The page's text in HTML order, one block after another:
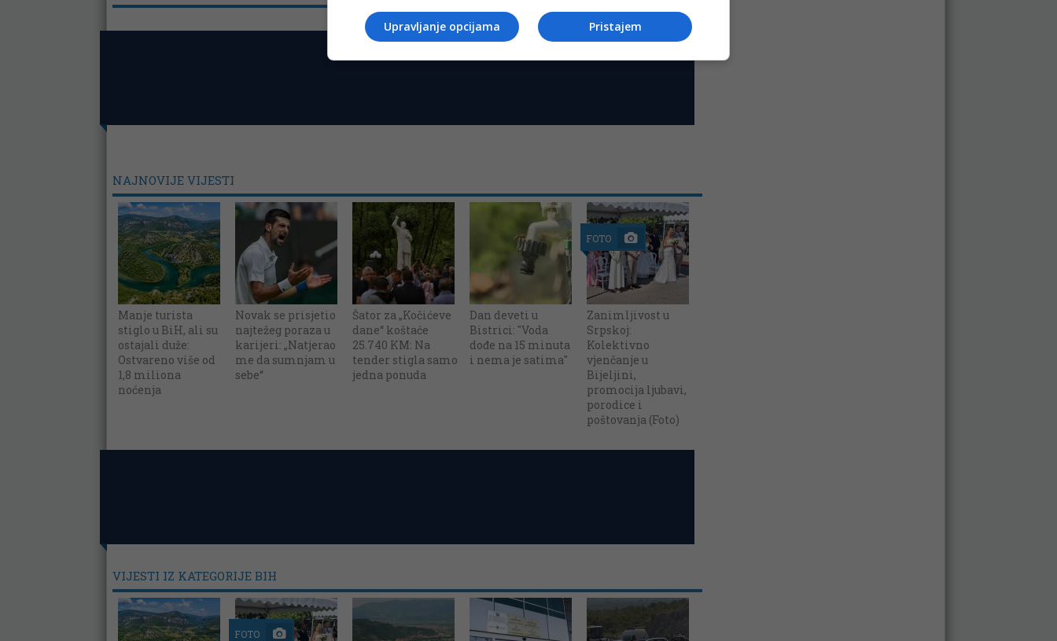
NAJNOVIJE VIJESTI
Manje turista
stiglo u BiH, ali su
ostajali duže:
Ostvareno više od
1,8 miliona
noćenja
Novak se prisjetio
najtežeg poraza u
karijeri: „Natjerao
me da sumnjam u
sebe“
Šator za „Kočićeve
dane“ koštaće
25.740 KM: Na
tender stigla samo
jedna ponuda
Dan deveti u
Bistrici: "Voda
dođe na 15 minuta
i nema je satima"
FOTO
Zanimljivost u
Srpskoj:
Kolektivno
vjenčanje u
Bijeljini,
promocija ljubavi,
porodice i
poštovanja (Foto)
VIJESTI IZ KATEGORIJE BIH
FOTO
Pristajem
Upravljanje opcijama